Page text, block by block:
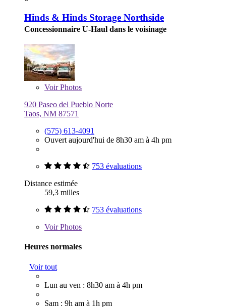
Hinds & Hinds Storage Northside
Concessionnaire U-Haul dans le voisinage
VoirPhotos
920 Paseo del Pueblo Norte
Taos, NM 87571
(575) 613-4091
Ouvert aujourd'hui de 8h30 am à 4h pm
753 évaluations
Distance estimée
59,3 milles
753 évaluations
VoirPhotos
Heures normales
Voir tout
Lun au ven : 8h30 am à 4h pm
Sam : 9h am à 1h pm